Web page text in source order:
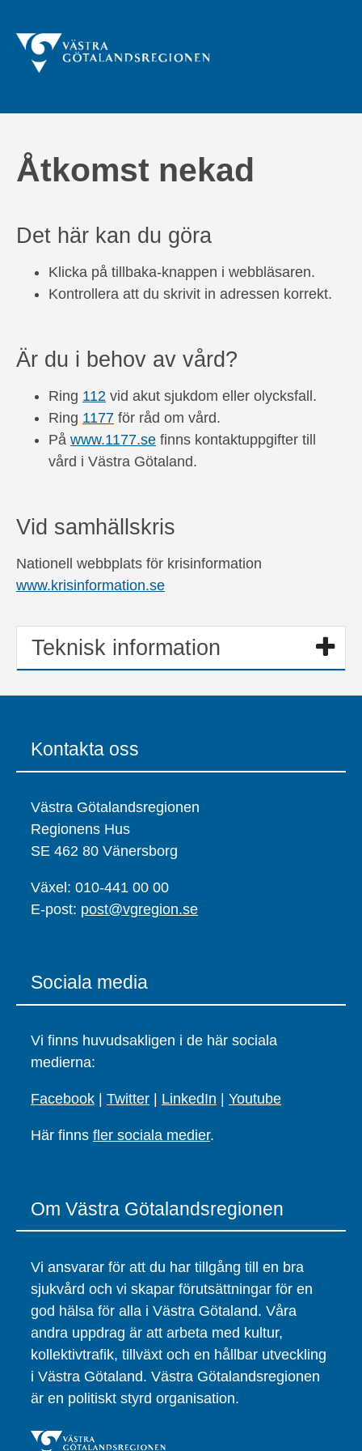
Åtkomst nekad
Det här kan du göra
Klicka på tillbaka-knappen i webbläsaren.
Kontrollera att du skrivit in adressen korrekt.
Är du i behov av vård?
Ring 112 vid akut sjukdom eller olycksfall.
Ring 1177 för råd om vård.
På www.1177.se finns kontaktuppgifter till
vård i Västra Götaland.
Vid samhällskris
Nationell webbplats för krisinformation
www.krisinformation.se
Teknisk information
Kontakta oss
Västra Götalandsregionen
Regionens Hus
SE 462 80 Vänersborg
Växel: 010-441 00 00
E-post: post@vgregion.se
Sociala media
Vi finns huvudsakligen i de här sociala
medierna:
Facebook Twitter LinkedIn Youtube
Här finns fler sociala medier.
Om Västra Götalandsregionen
Vi ansvarar för att du har tillgång till en bra
sjukvård och vi skapar förutsättningar för en
god hälsa för alla i Västra Götaland. Våra
andra uppdrag är att arbeta med kultur,
kollektivtrafik, tillväxt och en hållbar utveckling
i Västra Götaland. Västra Götalandsregionen
är en politiskt styrd organisation.